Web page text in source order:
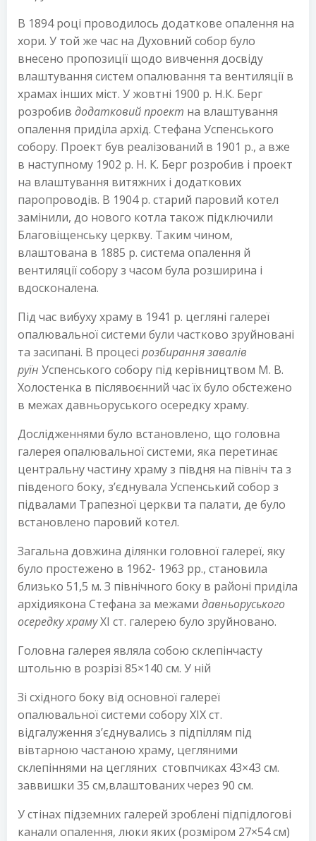
В 1894 році проводилось додаткове опалення на
хори. У той же час на Духовний собор було
внесено пропозиції щодо вивчення досвіду
влаштування систем опалювання та вентиляції в
храмах інших міст. У жовтні 1900 p. Н.К. Берг
розробив додатковий проект на влаштування
опалення приділа архід. Стефана Успенського
собору. Проект був реалізований в 1901 p., а вже
в наступному 1902 p. Н. К. Берг розробив і проект
на влаштування витяжних і додаткових
паропроводів. В 1904 р. старий паровий котел
замінили, до нового котла також підключили
Благовіщенську церкву. Таким чином,
влаштована в 1885 р. система опалення й
вентиляції собору з часом була розширина і
вдосконалена.
Під час вибуху храму в 1941 р. цегляні галереї
опалювальної системи були частково зруйновані
та засипані. В процесі розбирання завалів
руїн Успенського собору під керівництвом М. В.
Холостенка в післявоєнний час їх було обстежено
в межах давньоруського осередку храму.
Дослідженнями було встановлено, що головна
галерея опалювальної системи, яка перетинає
центральну частину храму з півдня на північ та з
південого боку, з’єднувала Успенський собор з
підвалами Трапезної церкви та палати, де було
встановлено паровий котел.
Загальна довжина ділянки головної галереї, яку
було простежено в 1962- 1963 рр., становила
близько 51,5 м. З північного боку в районі приділа
архідиякона Стефана за межами давньоруського
осередку храмуXI ст. галерею було зруйновано.
Головна галерея являла собою склепінчасту
штольню в розрізі 85×140 см. У ній
Зі східного боку від основної галереї
опалювальної системи собору XIX ст.
відгалуження з’єднувались з підпіллям під
вівтарною частаною храму, цегляними
склепіннями на цегляних стовпчиках 43×43 см.
заввишки 35 см,влаштованих через 90 см.
У стінах підземних галерей зроблені підпідлогові
канали опалення, люки яких (розміром 27×54 см)